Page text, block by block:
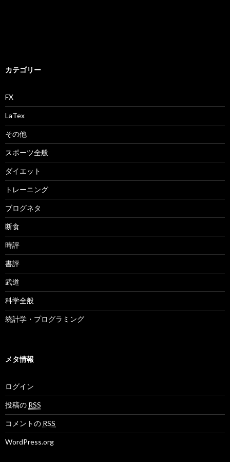
カテゴリー
FX
LaTex
その他
スポーツ全般
ダイエット
トレーニング
ブログネタ
断食
時評
書評
武道
科学全般
統計学・プログラミング
メタ情報
ログイン
投稿の RSS
コメントの RSS
WordPress.org